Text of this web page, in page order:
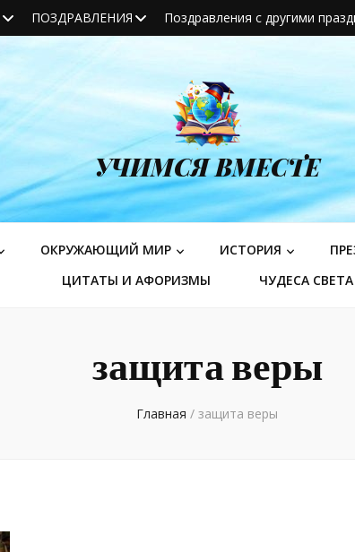
ПОЗДРАВЛЕНИЯ Поздравления с другими
УЧИМСЯ ВМЕСТЕ
ОКРУЖАЮЩИЙ МИР ИСТОРИЯ
ЦИТАТЫ И АФОРИЗМЫ
ЧУДЕСА СВЕТА
защита веры
Главная / защита веры